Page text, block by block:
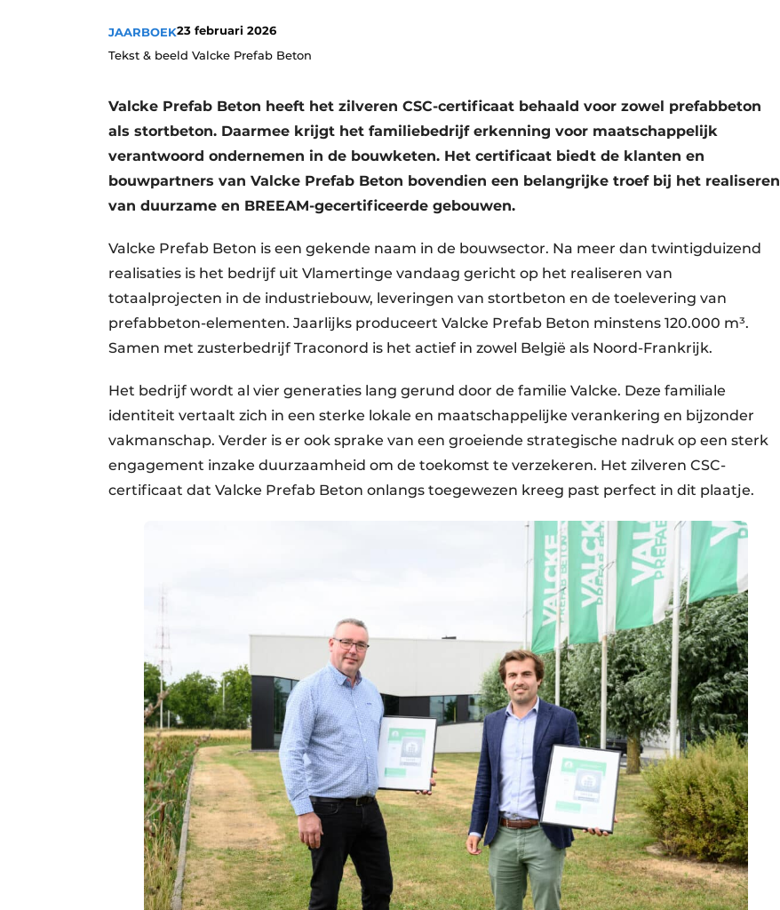
Vacatures
Aanmelden
Bedrijven
Contact
JAARBOEK23 februari 2026
Tekst & beeld Valcke Prefab Beton
Valcke Prefab Beton heeft het zilveren CSC-certificaat behaald voor zowel prefabbeton
als stortbeton. Daarmee krijgt het familiebedrijf erkenning voor maatschappelijk
verantwoord ondernemen in de bouwketen. Het certificaat biedt de klanten en
bouwpartners van Valcke Prefab Beton bovendien een belangrijke troef bij het realiseren
van duurzame en BREEAM-gecertificeerde gebouwen.
Valcke Prefab Beton is een gekende naam in de bouwsector. Na meer dan twintigduizend
realisaties is het bedrijf uit Vlamertinge vandaag gericht op het realiseren van
totaalprojecten in de industriebouw, leveringen van stortbeton en de toelevering van
prefabbeton-elementen. Jaarlijks produceert Valcke Prefab Beton minstens 120.000 m³.
Samen met zusterbedrijf Traconord is het actief in zowel België als Noord-Frankrijk.
Het bedrijf wordt al vier generaties lang gerund door de familie Valcke. Deze familiale
identiteit vertaalt zich in een sterke lokale en maatschappelijke verankering en bijzonder
vakmanschap. Verder is er ook sprake van een groeiende strategische nadruk op een sterk
engagement inzake duurzaamheid om de toekomst te verzekeren. Het zilveren CSC-
certificaat dat Valcke Prefab Beton onlangs toegewezen kreeg past perfect in dit plaatje.